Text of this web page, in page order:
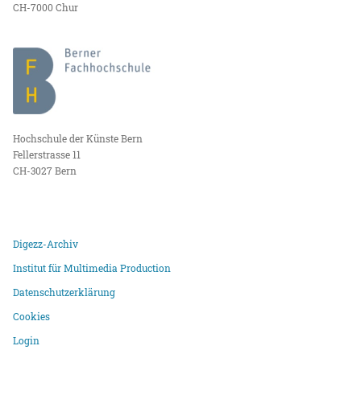
CH-7000 Chur
Hochschule der Künste Bern
Fellerstrasse 11
CH-3027 Bern
Digezz-Archiv
Institut für Multimedia Production
Datenschutzerklärung
Cookies
Login